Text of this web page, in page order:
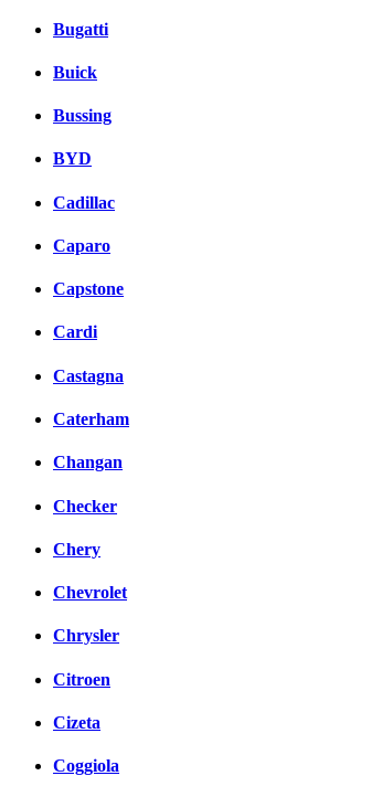
Bugatti
Buick
Bussing
BYD
Cadillac
Caparo
Capstone
Cardi
Castagna
Caterham
Changan
Checker
Chery
Chevrolet
Chrysler
Citroen
Cizeta
Coggiola